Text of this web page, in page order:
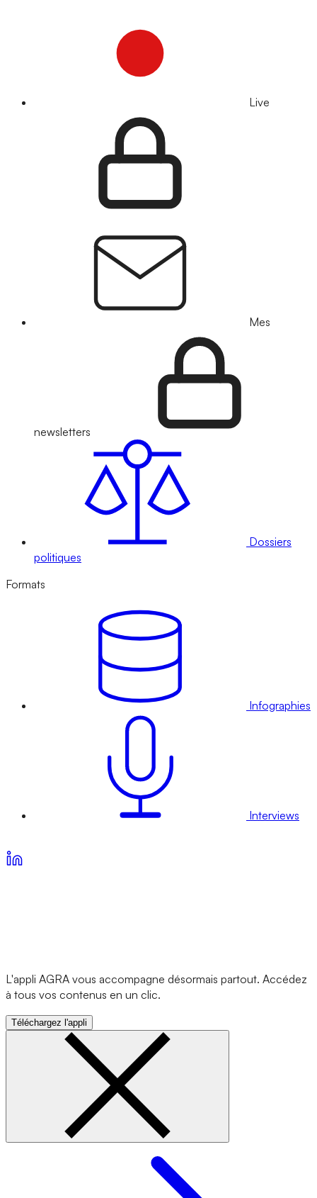
Live
Mes
newsletters
Dossiers
politiques
Formats
Infographies
Interviews
L'appli AGRA vous accompagne désormais partout. Accédez
à tous vos contenus en un clic.
Téléchargez l'appli